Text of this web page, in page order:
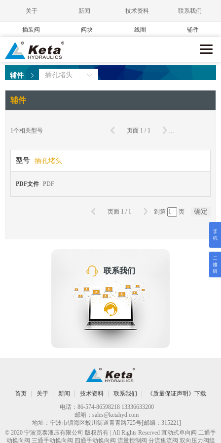
关于 新闻 技术资料 联系我们
插装阀 阀块 线圈 辅件
辅件 插孔堵头
辅件
1个相关型号 页面 1 / 1 到第
型号 插孔堵头
PDF文件 PDF
页面 1 / 1 到第 页 确定
联系我们
首页 关于 新闻 技术资料 联系我们
《质量保证声明》下载
电话：86-574-86598218 13336633200
邮箱： sales@ketahyd.com
地址：宁波市镇海区蛟川街道青青路725号[邮编：315221]
© 2020 宁波克泰液压有限公司 版权所有 | All Rights Reserved 直动式单向阀 二通手
动换向阀 三通手动换向阀 四通手动换向阀 流量控制阀 分流集流阀 双向压力阀组